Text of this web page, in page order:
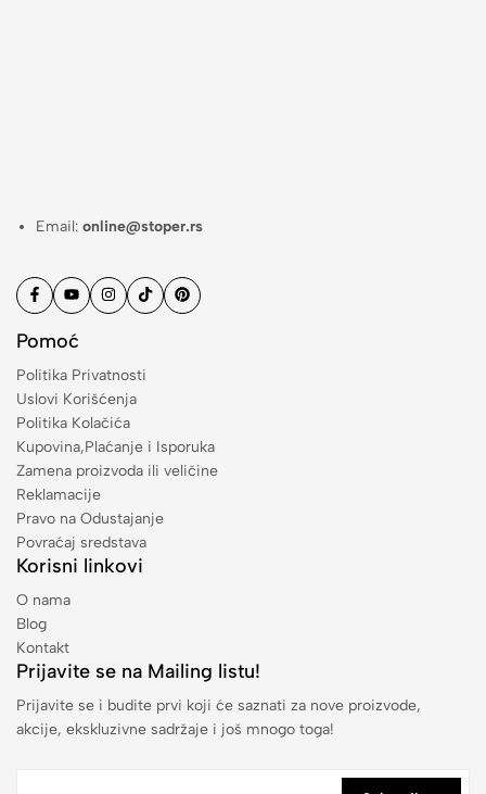
Email:online@stoper.rs
Pomoć
Politika Privatnosti
Uslovi Korišćenja
Politika Kolačića
Kupovina,Plaćanje i Isporuka
Zamena proizvoda ili veličine
Reklamacije
Pravo na Odustajanje
Povraćaj sredstava
Korisni linkovi
O nama
Blog
Kontakt
Prijavite se na Mailing listu!
Prijavite se i budite prvi koji će saznati za nove proizvode,
akcije, ekskluzivne sadržaje i još mnogo toga!